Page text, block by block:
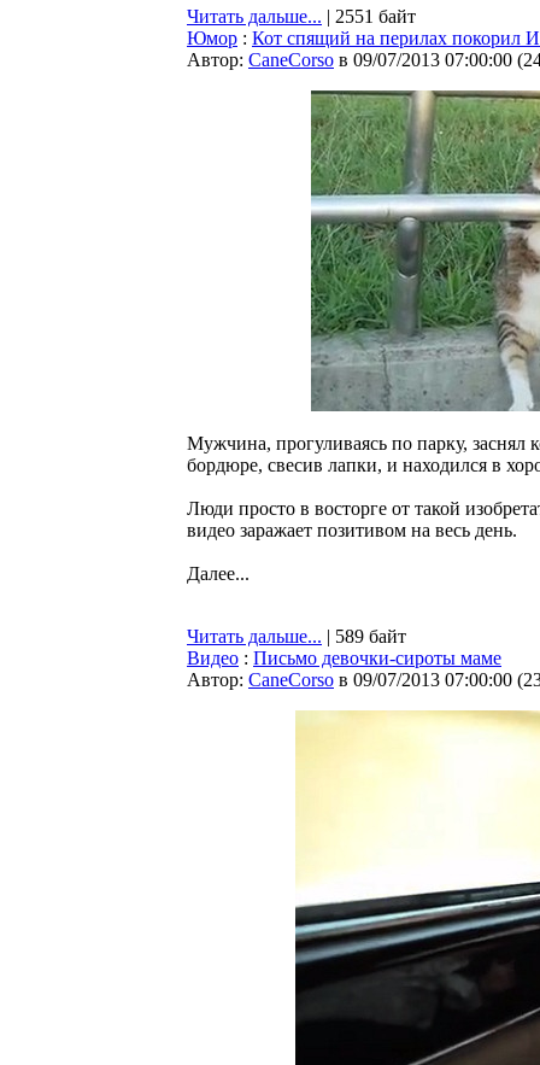
Читать дальше... | 2551 байт
Юмор : Кот спящий на перилах покорил
Автор: CaneCorso в 09/07/2013 07:00:00 (
Мужчина, прогуливаясь по парку, заснял
бордюре, свесив лапки, и находился в
Люди просто в восторге от такой
видео заражает позитивом на весь день.
Далее...
Читать дальше... | 589 байт
Видео : Письмо девочки-сироты маме
Автор: CaneCorso в 09/07/2013 07:00:00 (